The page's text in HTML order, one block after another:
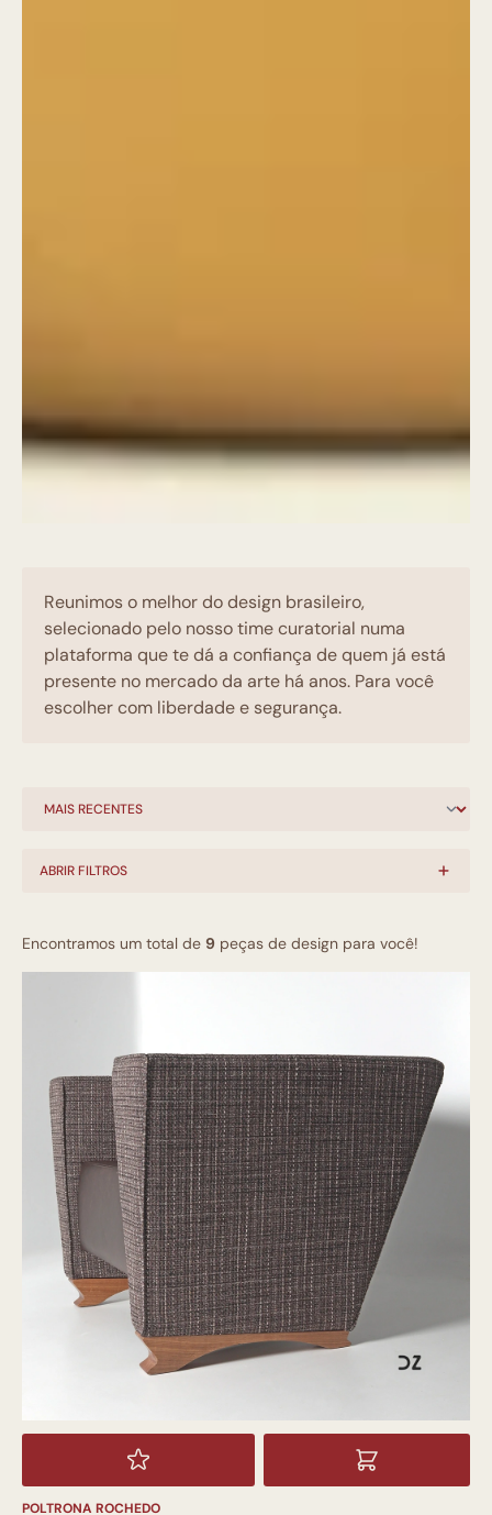
Reunimos o melhor do design brasileiro,
selecionado pelo nosso time curatorial numa
plataforma que te dá a confiança de quem já está
presente no mercado da arte há anos. Para você
escolher com liberdade e segurança.
ABRIR FILTROS
Encontramos um total de 9 peças de design para você!
POLTRONA ROCHEDO